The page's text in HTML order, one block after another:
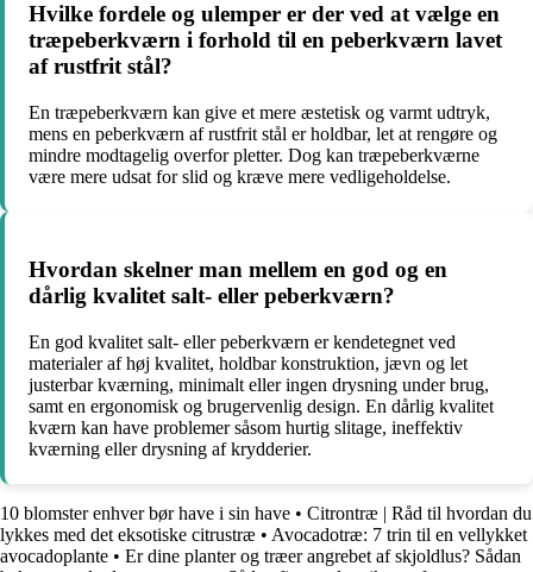
Hvilke fordele og ulemper er der ved at vælge en
træpeberkværn i forhold til en peberkværn lavet
af rustfrit stål?
En træpeberkværn kan give et mere æstetisk og varmt udtryk,
mens en peberkværn af rustfrit stål er holdbar, let at rengøre og
mindre modtagelig overfor pletter. Dog kan træpeberkværne
være mere udsat for slid og kræve mere vedligeholdelse.
Hvordan skelner man mellem en god og en
dårlig kvalitet salt- eller peberkværn?
En god kvalitet salt- eller peberkværn er kendetegnet ved
materialer af høj kvalitet, holdbar konstruktion, jævn og let
justerbar kværning, minimalt eller ingen drysning under brug,
samt en ergonomisk og brugervenlig design. En dårlig kvalitet
kværn kan have problemer såsom hurtig slitage, ineffektiv
kværning eller drysning af krydderier.
10 blomster enhver bør have i sin have • Citrontræ | Råd til hvordan du
lykkes med det eksotiske citrustræ • Avocadotræ: 7 trin til en vellykket
avocadoplante • Er dine planter og træer angrebet af skjoldlus? Sådan